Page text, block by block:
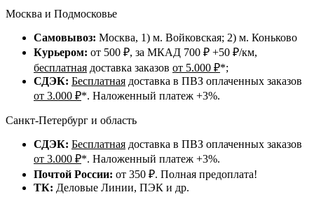
Москва и Подмосковье
Самовывоз: Москва, 1) м. Войковская; 2) м. Коньково
Курьером: от 500 ₽, за МКАД 700 ₽ +50 ₽/км,
бесплатная доставка заказов от 5.000 ₽*;
СДЭК: Бесплатная доставка в ПВЗ оплаченных заказов
от 3.000 ₽*. Наложенный платеж +3%.
Санкт-Петербург и область
СДЭК: Бесплатная доставка в ПВЗ оплаченных заказов
от 3.000 ₽*. Наложенный платеж +3%.
Почтой России: от 350 ₽. Полная предоплата!
ТК: Деловые Линии, ПЭК и др.